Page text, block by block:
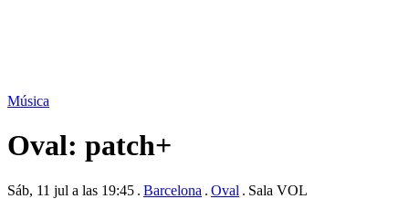
Música
Oval: patch+
Sáb, 11 jul a las 19:45 Barcelona Oval Sala VOL